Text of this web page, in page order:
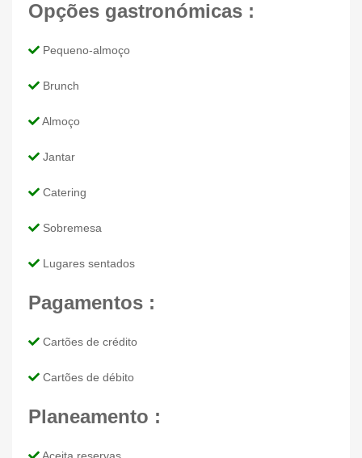
Opções gastronómicas :
Pequeno-almoço
Brunch
Almoço
Jantar
Catering
Sobremesa
Lugares sentados
Pagamentos :
Cartões de crédito
Cartões de débito
Planeamento :